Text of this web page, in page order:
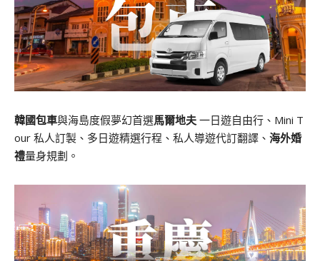
韓國包車與海島度假夢幻首選馬爾地夫 一日遊自由行、Mini T
our 私人訂製、多日遊精選行程、私人導遊代訂翻譯、 海外婚
禮量身規劃。